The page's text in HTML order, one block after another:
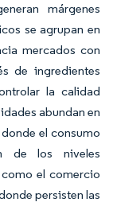
márgenes
se agrupan en
mercados con
de ingredientes
la calidad
abundan en
el consumo
de los niveles
el comercio
persisten las